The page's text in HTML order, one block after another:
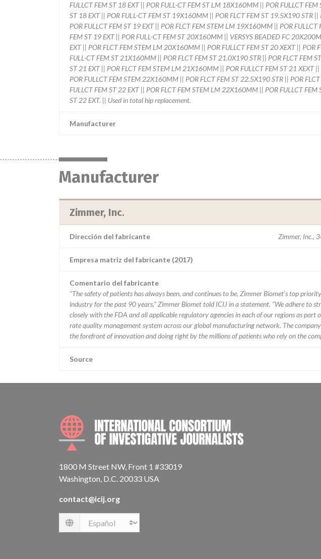
FULLCT FEM ST 18 EXT || POR FULL-CT FEM ST LM 18X160MM || POR FULLCT
ST 18 EXT || POR FULL-CT FEM ST 19X160MM || POR FLCT FEM ST 19.5X190 STR ||
POR FULLCT FEM ST 19 EXT || POR FLCT FEM STEM LM 19X160MM || POR FULLCT
FEM ST 19 EXT || POR FULL-CT FEM ST 20X160MM || VERSYS BEADED FC
EXT || POR FLCT FEM STEM LM 20X160MM || POR FULLCT FEM ST 20 XEXT || POR
FULL-CT FEM ST 21X160MM || POR FLCT FEM ST 21.0X190 STR || POR FLCT FEM
ST 21 EXT || POR FLCT FEM STEM LM 21X160MM || POR FULLCT FEM ST 21 XEXT
POR FULLCT FEM STEM 22X160MM || POR FLCT FEM ST 22.5X190 STR || POR
FULLCT FEM ST 22 EXT || POR FLCT FEM STEM LM 22X160MM || POR FULLCT FEM
ST 22 EXT. || Used in total hip replacement.
Manufacturer
Manufacturer
Zimmer, Inc.
Dirección del fabricante Zimmer, Inc.,
Empresa matriz del fabricante (2017)
Comentario del fabricante
“The safety of patients has always been, and continues to be, Zimmer Biomet’s top
industry for the past 90 years,” Zimmer Biomet told ICIJ in a statement. “We adhere to
closely with the FDA and all applicable regulatory agencies in each of our regions as
rate quality management system across our global manufacturing network. The
the forefront of innovation and doing right by the millions of patients who rely on the
Source
1800 M Street NW, Front 1 #33019
Washington, D.C. 20033 USA
contact@icij.org
Language